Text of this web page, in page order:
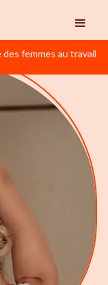
femmes au travail